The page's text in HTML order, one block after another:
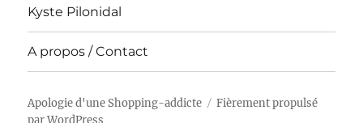
Kyste Pilonidal
A propos / Contact
Apologie d'une Shopping-addicte
Fièrement propulsé
par WordPress